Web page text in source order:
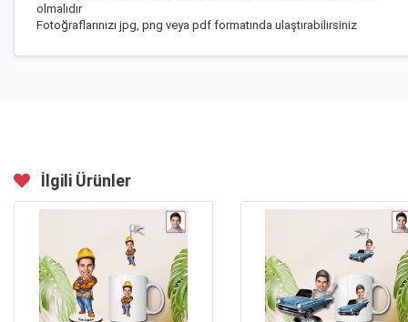
olmalıdır
Fotoğraflarınızı jpg, png veya pdf formatında ulaştırabilirsiniz
İlgili Ürünler